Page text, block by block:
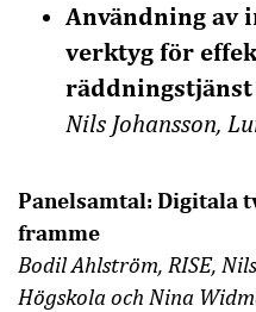
Användning av
verktyg för
räddningstjänst
Nils Johansson,
Panelsamtal: Digitala
framme
Bodil Ahlström, RISE,
Högskola och Nina